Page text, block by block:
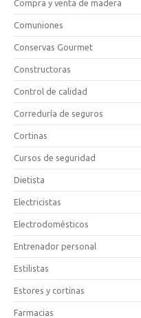
Compra y venta de madera
Comuniones
Conservas Gourmet
Constructoras
Control de calidad
Correduría de seguros
Cortinas
Cursos de seguridad
Dietista
Electricistas
Electrodomésticos
Entrenador personal
Estilistas
Estores y cortinas
Farmacias